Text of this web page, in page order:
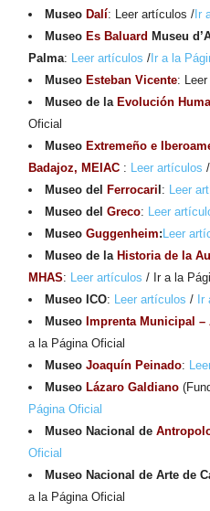
Museo Dalí: Leer artículos / Ir
Museo Es Baluard Museu
Palma: Leer artículos / Ir a la
Museo Esteban Vicente:
Museo de la Evolución
Oficial
Museo Extremeño e
Badajoz, MEIAC : Leer artículos /
Museo del
Ferrocari : Leer
Museo del Greco: Leer
Museo Guggenheim: Leer
Museo de la Historia de la
MHAS: Leer artículos / Ir a la
Museo ICO: Leer artículos /
Museo Imprenta Municipal –
a la Página Oficial
Museo Joaquín Peinado:
Museo Lázaro Galdiano
Página Oficial
Museo Nacional de
Oficial
Museo Nacional de Arte de
a la Página Oficial